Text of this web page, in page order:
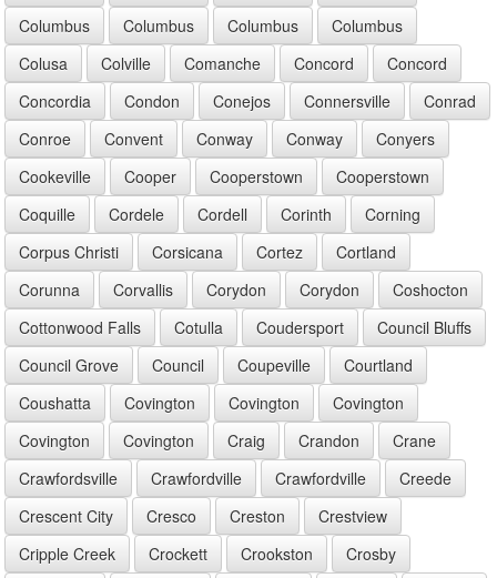
Columbus
Columbus Columbus
Columbus
Colusa
Colville Comanche Concord
Concord
Concordia
Condon Conejos Connersville
Conrad
Conroe
Convent Conway Conway
Conyers
Cookeville
Cooper Cooperstown
Cooperstown
Coquille
Cordele Cordell Corinth
Corning
Corpus Christi
Corsicana Cortez
Cortland
Corunna
Corvallis Corydon Corydon
Coshocton
Cottonwood Falls
Cotulla Coudersport
Council Bluffs
Council Grove
Council Coupeville
Courtland
Coushatta
Covington Covington
Covington
Covington
Covington Craig Crandon
Crane
Crawfordsville
Crawfordville Crawfordville
Creede
Crescent City
Cresco Creston
Crestview
Cripple Creek
Crockett Crookston
Crosby